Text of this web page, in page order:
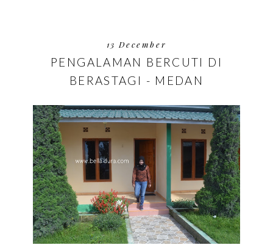
13 December
PENGALAMAN BERCUTI DI
BERASTAGI - MEDAN